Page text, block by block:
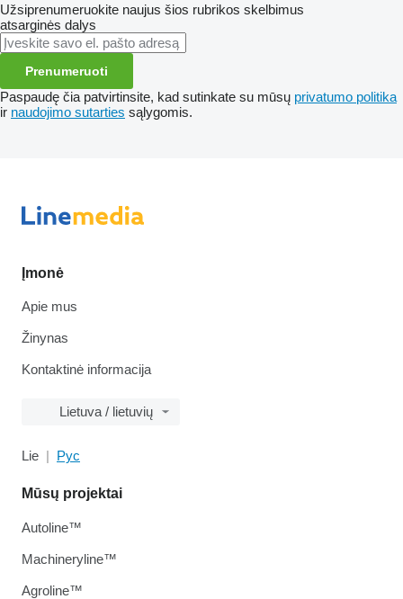
Užsiprenumeruokite naujus šios rubrikos skelbimus
atsarginės dalys
Prenumeruoti
Paspaudę čia patvirtinsite, kad sutinkate su mūsų privatumo politika
ir naudojimo sutarties sąlygomis.
Įmonė
Apie mus
Žinynas
Kontaktinė informacija
Lietuva / lietuvių
Lie Рус
Mūsų projektai
Autoline™
Machineryline™
Agroline™